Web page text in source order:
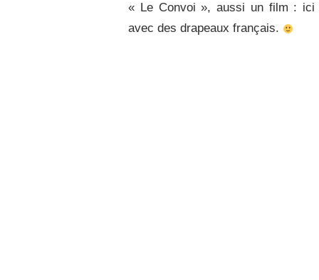
« Le Convoi », aussi un film : ici
avec des drapeaux français.